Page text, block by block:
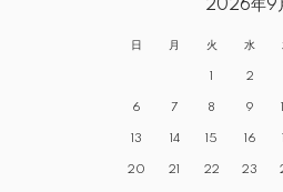
2026年9
日 月 火 水
1 2
6 7 8 9
13 14 15 16
20 21 22 23